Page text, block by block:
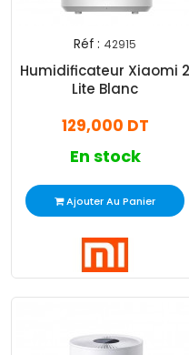
Réf : 42915
Humidificateur Xiaomi 2
Lite Blanc
129,000 DT
En stock
Ajouter Au Panier